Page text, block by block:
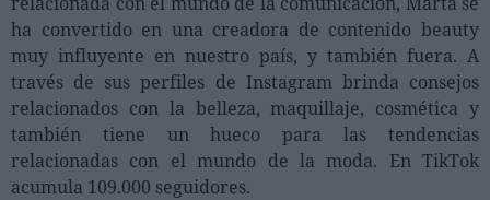
ha convertido en una creadora de contenido beauty
muy influyente en nuestro país, y también fuera. A
través de sus perfiles de Instagram brinda consejos
relacionados con la belleza, maquillaje, cosmética y
también tiene un hueco para las tendencias
relacionadas con el mundo de la moda. En TikTok
acumula 109.000 seguidores.